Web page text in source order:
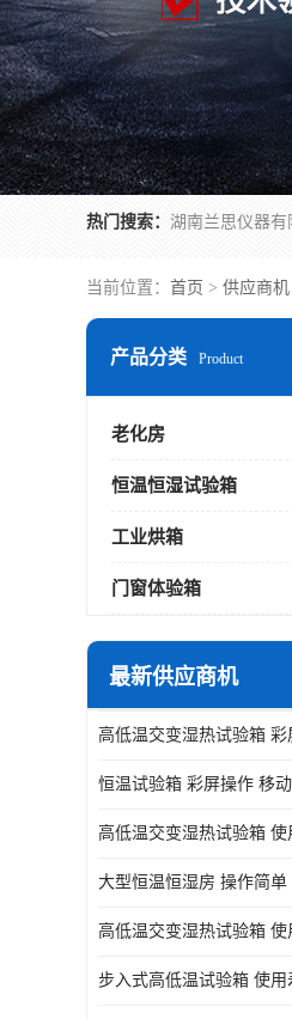
热门搜索：
当前位置： 首页 > 供应商机
产品分类 Product
老化房
恒温恒湿试验箱
工业烘箱
门窗体验箱
最新供应商机